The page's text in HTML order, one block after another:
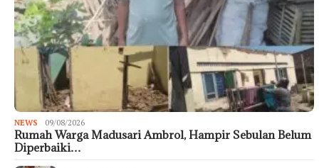
NEWS 09/08/2026
Rumah Warga Madusari Ambrol, Hampir Sebulan Belum
Diperbaiki…